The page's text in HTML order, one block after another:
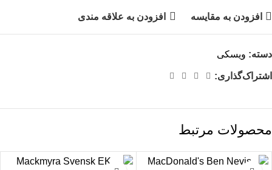
افزودن به مقایسه افزودن به علاقه مندی
دسته: ویسکی
اشتراک‌گذاری:
محصولات مرتبط